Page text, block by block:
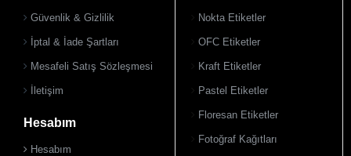
900 TL Üzeri Kargo Ücretsiz 900 TL Üzeri Kargo Ücretsiz
Güvenlik & Gizlilik
İptal & İade Şartları
Mesafeli Satış Sözleşmesi
İletişim
Hesabım
Hesabım
Nokta Etiketler
OFC Etiketler
Kraft Etiketler
Pastel Etiketler
Floresan Etiketler
Fotoğraf Kağıtları